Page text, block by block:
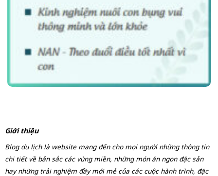
Giới thiệu
Blog du lịch là website mang đến cho mọi người những thông tin
chi tiết về bản sắc các vùng miền, những món ăn ngon đặc sản
hay những trải nghiệm đầy mới mẻ của các cuộc hành trình, đặc